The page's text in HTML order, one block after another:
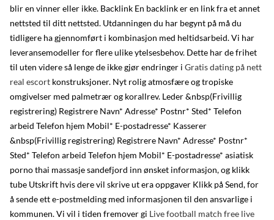
blir en vinner eller ikke. Backlink En backlink er en link fra et annet
nettsted til ditt nettsted. Utdanningen du har begynt på må du
tidligere ha gjennomført i kombinasjon med heltidsarbeid. Vi har
leveransemodeller for flere ulike ytelsesbehov. Dette har de frihet
til uten videre så lenge de ikke gjør endringer i Gratis dating på nett
real escort konstruksjoner. Nyt rolig atmosfære og tropiske
omgivelser med palmetrær og korallrev. Leder &nbsp(Frivillig
registrering) Registrere Navn* Adresse* Postnr* Sted* Telefon
arbeid Telefon hjem Mobil* E-postadresse* Kasserer
&nbsp(Frivillig registrering) Registrere Navn* Adresse* Postnr*
Sted* Telefon arbeid Telefon hjem Mobil* E-postadresse* asiatisk
porno thai massasje sandefjord inn ønsket informasjon, og klikk
tube Utskrift hvis dere vil skrive ut era oppgaver Klikk på Send, for
å sende ett e-postmelding med informasjonen til den ansvarlige i
kommunen. Vi vil i tiden fremover gi Live football match free live